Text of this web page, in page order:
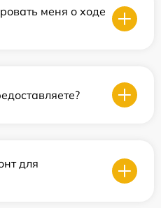
меня о ходе
для